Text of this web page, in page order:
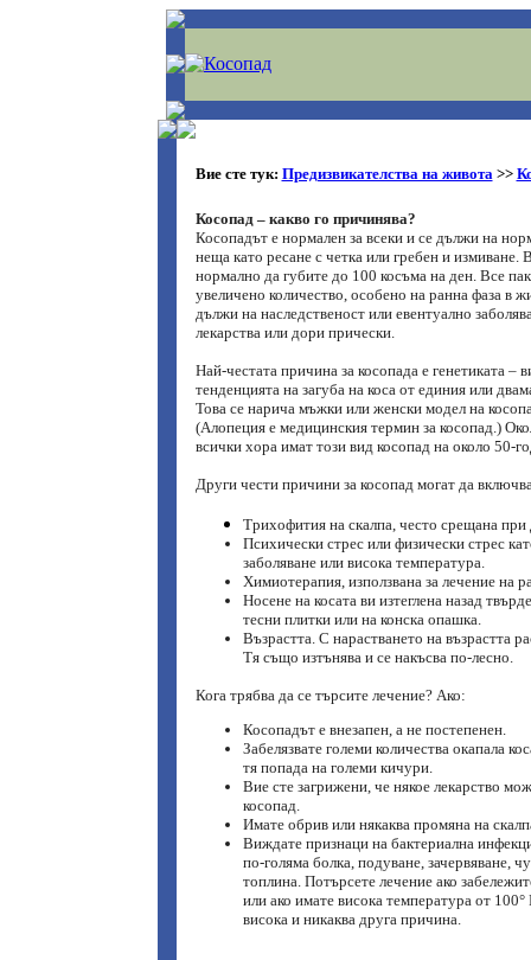
Вие сте тук: Предизвикателства на живота>>
Косопад – какво го причинява?
Косопадът е нормален за всеки и се дължи на
неща като ресане с четка или гребен и измиване.
нормално да губите до 100 косъма на ден. Все
увеличено количество, особено на ранна фаза в
дължи на наследственост или евентуално
лекарства или дори прически.
Най-честата причина за косопада е генетиката –
тенденцията на загуба на коса от единия или
Това се нарича мъжки или женски модел на
(Алопеция е медицинския термин за косопад.)
всички хора имат този вид косопад на около 50-
Други чести причини за косопад могат да
Трихофития на скалпа, често срещана при
Психически стрес или физически стрес
заболяване или висока температура.
Химиотерапия, използвана за лечение на
Носене на косата ви изтеглена назад
тесни плитки или на конска опашка.
Възрастта. С нарастването на възрастта
Тя също изтънява и се накъсва по-лесно.
Кога трябва да се търсите лечение? Ако:
Косопадът е внезапен, а не постепенен.
Забелязвате големи количества окапала
тя попада на големи кичури.
Вие сте загрижени, че някое лекарство
косопад.
Имате обрив или някаква промяна на
Виждате признаци на бактериална
по-голяма болка, подуване, зачервяване,
топлина. Потърсете лечение ако
или ако имате висока температура от
висока и никаква друга причина.